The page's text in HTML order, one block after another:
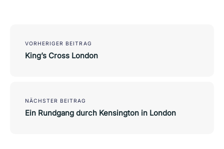
navigation
VORHERIGER BEITRAG
King’s Cross London
NÄCHSTER BEITRAG
Ein Rundgang durch Kensington in London